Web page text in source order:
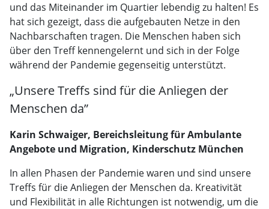
und das Miteinander im Quartier lebendig zu halten! Es
hat sich gezeigt, dass die aufgebauten Netze in den
Nachbarschaften tragen. Die Menschen haben sich
über den Treff kennengelernt und sich in der Folge
während der Pandemie gegenseitig unterstützt.
„Unsere Treffs sind für die Anliegen der
Menschen da”
Karin Schwaiger, Bereichsleitung für Ambulante
Angebote und Migration, Kinderschutz München
In allen Phasen der Pandemie waren und sind unsere
Treffs für die Anliegen der Menschen da. Kreativität
und Flexibilität in alle Richtungen ist notwendig, um die